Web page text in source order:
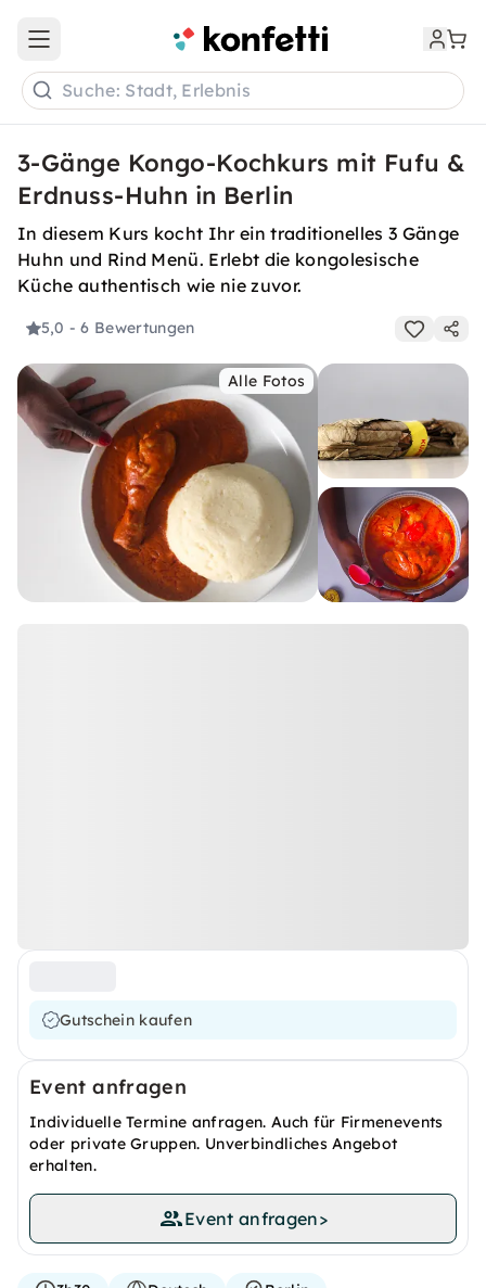
Open main menu
Suche: Stadt, Erlebnis
3-Gänge Kongo-Kochkurs mit Fufu &
Erdnuss-Huhn in Berlin
In diesem Kurs kocht Ihr ein traditionelles 3 Gänge
Huhn und Rind Menü. Erlebt die kongolesische
Küche authentisch wie nie zuvor.
5,0 - 6 Bewertungen
Alle Fotos
Gutschein kaufen
Event anfragen
Individuelle Termine anfragen. Auch für Firmenevents
oder private Gruppen. Unverbindliches Angebot
erhalten.
Event anfragen>